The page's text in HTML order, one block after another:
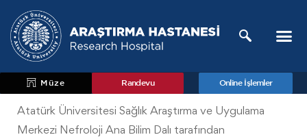
Müze Randevu Online İşlemler
Atatürk Üniversitesi Sağlık Araştırma ve Uygulama
Merkezi Nefroloji Ana Bilim Dalı tarafından